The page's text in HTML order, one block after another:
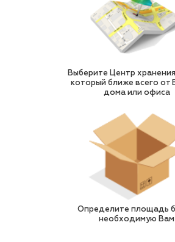
Выберите Центр
который ближе всего от
дома или офиса
Определите площадь
необходимую Вам